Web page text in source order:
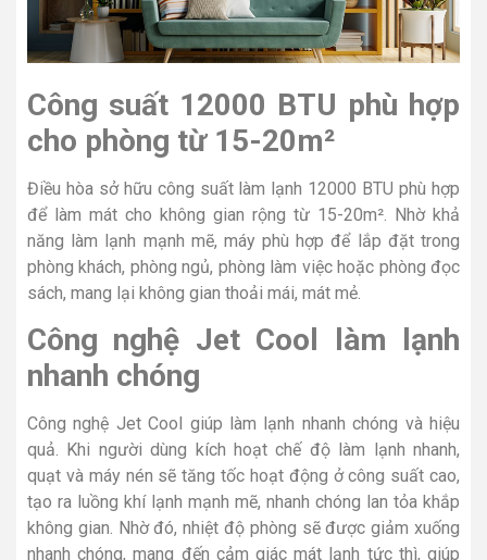
Công suất 12000 BTU phù hợp
cho phòng từ 15-20m²
Điều hòa sở hữu công suất làm lạnh 12000 BTU phù hợp
để làm mát cho không gian rộng từ 15-20m². Nhờ khả
năng làm lạnh mạnh mẽ, máy phù hợp để lắp đặt trong
phòng khách, phòng ngủ, phòng làm việc hoặc phòng đọc
sách, mang lại không gian thoải mái, mát mẻ.
Công nghệ Jet Cool làm lạnh
nhanh chóng
Công nghệ Jet Cool giúp làm lạnh nhanh chóng và hiệu
quả. Khi người dùng kích hoạt chế độ làm lạnh nhanh,
quạt và máy nén sẽ tăng tốc hoạt động ở công suất cao,
tạo ra luồng khí lạnh mạnh mẽ, nhanh chóng lan tỏa khắp
không gian. Nhờ đó, nhiệt độ phòng sẽ được giảm xuống
nhanh chóng, mang đến cảm giác mát lạnh tức thì, giúp